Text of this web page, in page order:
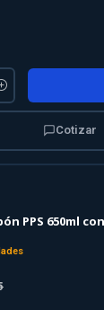
Cotizar
PPS 650ml